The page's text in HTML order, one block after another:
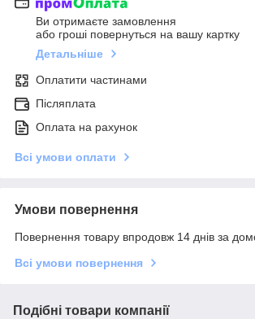
Ви отримаєте замовлення
або гроші повернуться на вашу картку
Детальніше
Оплатити частинами
Післяплата
Оплата на рахунок
Всі умови оплати
Умови повернення
Повернення товару впродовж 14 днів за
Всі умови повернення
Подібні товари компанії